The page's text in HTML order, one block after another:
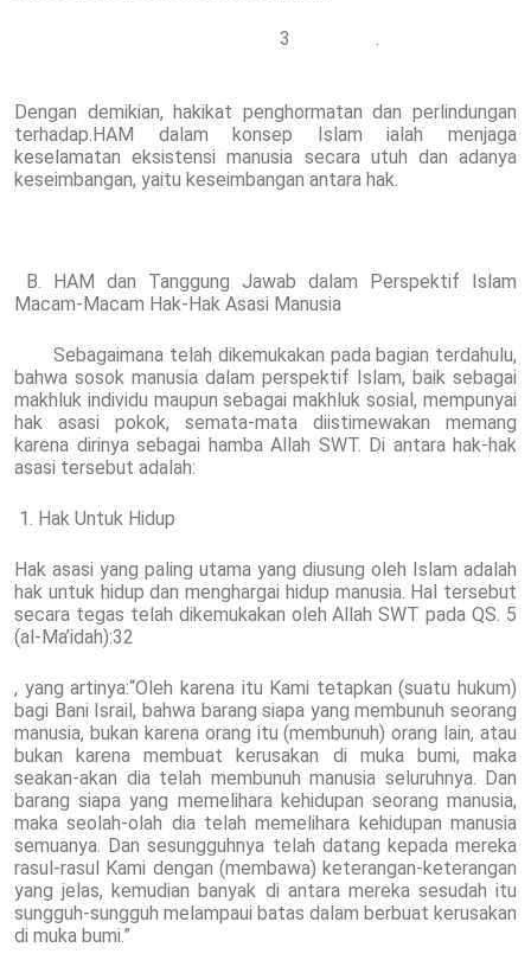
3 .
Dengan demikian, hakikat penghormatan dan perlindungan
terhadap.HAM dalam konsep Islam ialah menjaga
keselamatan eksistensi manusia secara utuh dan adanya
keseimbangan, yaitu keseimbangan antara hak.
B. HAM dan Tanggung Jawab dalam Perspektif Islam
Macam-Macam Hak-Hak Asasi Manusia
Sebagaimana telah dikemukakan pada bagian terdahulu,
bahwa sosok manusia dalam perspektif Islam, baik sebagai
makhluk individu maupun sebagai makhluk sosial, mempunyai
hak asasi pokok, semata-mata diistimewakan memang
karena dirinya sebagai hamba Allah SWT. Di antara hak-hak
asasi tersebut adalah:
1. Hak Untuk Hidup
Hak asasi yang paling utama yang diusung oleh Islam adalah
hak untuk hidup dan menghargai hidup manusia. Hal tersebut
secara tegas telah dikemukakan oleh Allah SWT pada QS. 5
(al-Ma’idah):32
, yang artinya:“Oleh karena itu Kami tetapkan (suatu hukum)
bagi Bani Israil, bahwa barang siapa yang membunuh seorang
manusia, bukan karena orang itu (membunuh) orang lain, atau
bukan karena membuat kerusakan di muka bumi, maka
seakan-akan dia telah membunuh manusia seluruhnya. Dan
barang siapa yang memelihara kehidupan seorang manusia,
maka seolah-olah dia telah memelihara kehidupan manusia
semuanya. Dan sesungguhnya telah datang kepada mereka
rasul-rasul Kami dengan (membawa) keterangan-keterangan
yang jelas, kemudian banyak di antara mereka sesudah itu
sungguh-sungguh melampaui batas dalam berbuat kerusakan
di muka bumi.”